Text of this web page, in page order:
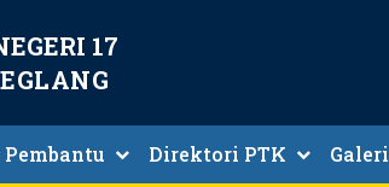
17
Pembantu Direktori PTK Galeri